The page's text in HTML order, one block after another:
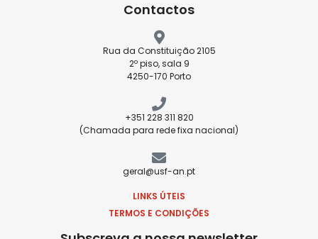
Contactos
Rua da Constituição 2105
2º piso, sala 9
4250-170 Porto
+351 228 311 820
(Chamada para rede fixa nacional)
geral@usf-an.pt
LINKS ÚTEIS
TERMOS E CONDIÇÕES